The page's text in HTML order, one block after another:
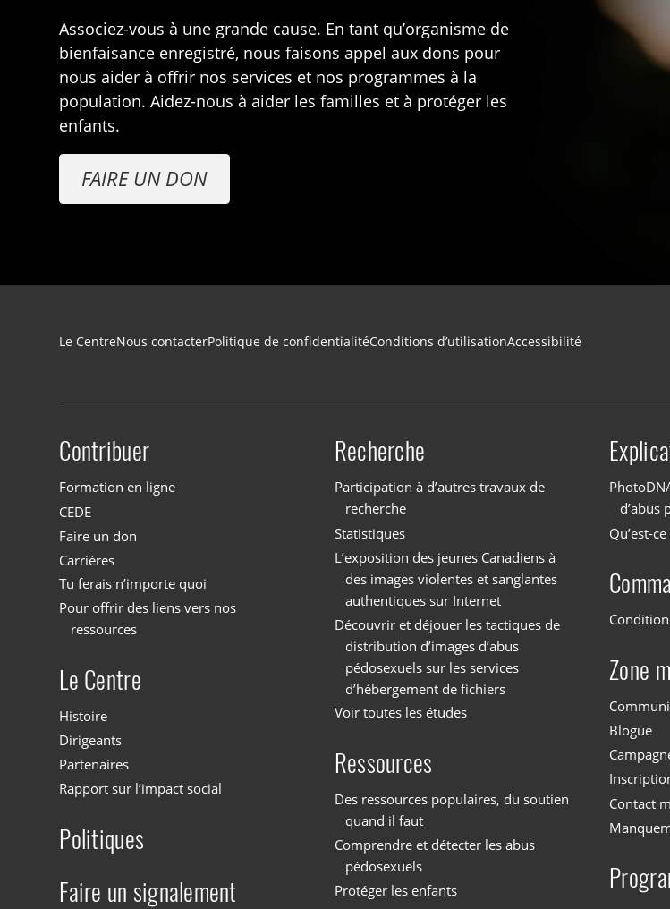
Associez-vous à une grande cause. En tant qu’organisme de
bienfaisance enregistré, nous faisons appel aux dons pour
nous aider à offrir nos services et nos programmes à la
population. Aidez-nous à aider les familles et à protéger les
enfants.
FAIRE UN DON
Navigation du pied de page
Le CentreNous contacterPolitique de confidentialitéConditions d’utilisationAccessibilité
Site menu
Contribuer
Formation en ligne
CEDE
Faire un don
Carrières
Tu ferais n’importe quoi
Pour offrir des liens vers nos
ressources
Le Centre
Histoire
Dirigeants
Partenaires
Rapport sur l’impact social
Politiques
Faire un signalement
Recherche
Participation à d’autres travaux de
recherche
Statistiques
L’exposition des jeunes Canadiens à
des images violentes et sanglantes
authentiques sur Internet
Découvrir et déjouer les tactiques de
distribution d’images d’abus
pédosexuels sur les services
d’hébergement de fichiers
Voir toutes les études
Ressources
Des ressources populaires, du soutien
quand il faut
Comprendre et détecter les abus
pédosexuels
Protéger les enfants
d’abus
Qu’est-
Zone
Blogue
Contact